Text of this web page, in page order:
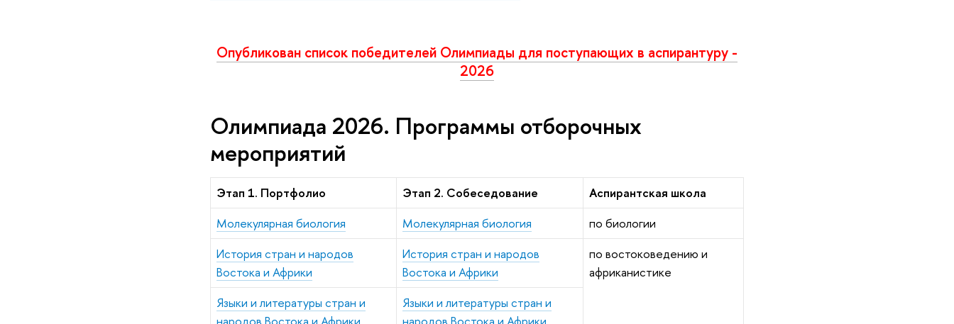
Опубликован список победителей Олимпиады для поступающих в аспирантуру -
2026
Олимпиада 2026. Программы отборочных
мероприятий
Этап 1. Портфолио Этап 2. Собеседование
Аспирантская школа
Молекулярная биология
Молекулярная биология
по биологии
История стран и народов
Востока и Африки
История стран и народов
Востока и Африки
по востоковедению и
африканистике
Языки и литературы стран и
народов Востока и Африки
Языки и литературы стран и
народов Востока и Африки